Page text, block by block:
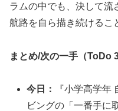
ラムの中でも、決して流
航路を自ら描き続けるこ
まとめ/次の一手（ToDo 3
今日：
『小学高学年
ビングの「一番手に